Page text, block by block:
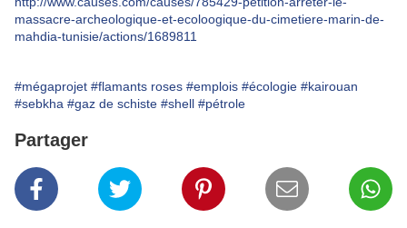
massacre-archeologique-et-ecoloogique-du-cimetiere-marin-de-
mahdia-tunisie/actions/1689811
#mégaprojet #flamants roses #emplois #écologie #kairouan
#sebkha #gaz de schiste #shell #pétrole
Partager